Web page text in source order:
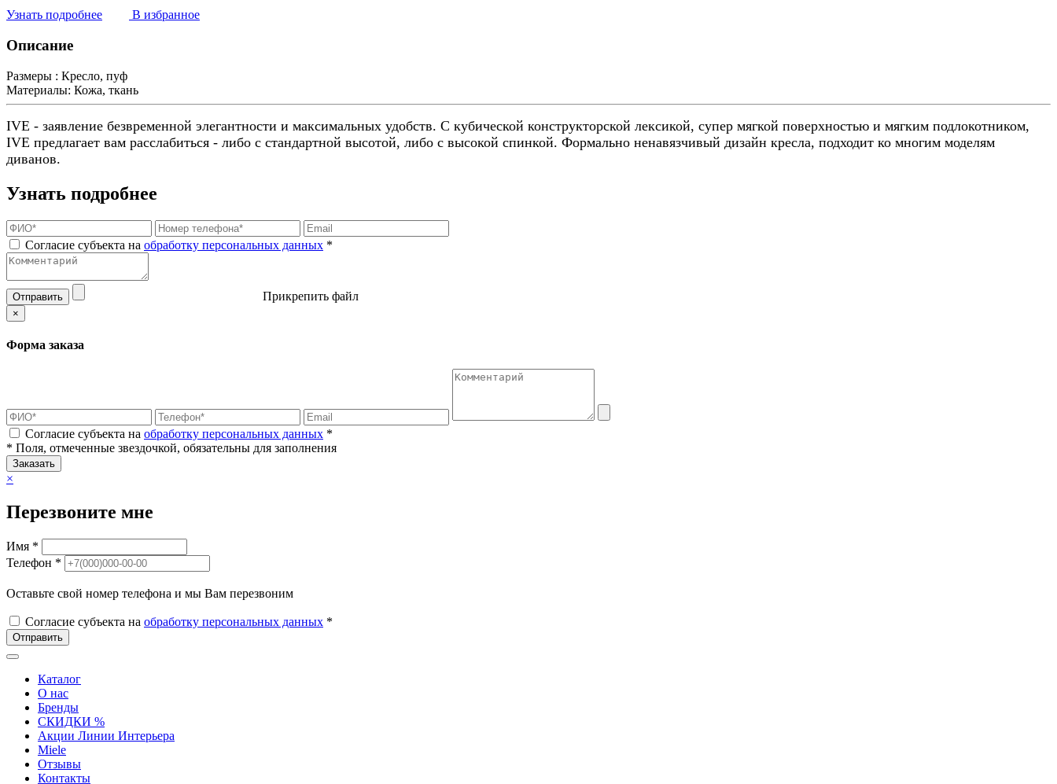
Узнать подробнее В избранное
Описание
Размеры : Кресло, пуф
Материалы: Кожа, ткань
IVE - заявление безвременной элегантности и максимальных удобств. С кубической конструкторской лексикой, супер мягкой поверхностью и мягким подлокотником,
IVE предлагает вам расслабиться - либо с стандартной высотой, либо с высокой спинкой. Формально ненавязчивый дизайн кресла, подходит ко многим моделям
диванов.
Узнать подробнее
Согласие субъекта на обработку персональных данных *
Отправить Прикрепить файл
×
Форма заказа
Согласие субъекта на обработку персональных данных *
* Поля, отмеченные звездочкой, обязательны для заполнения
Заказать
×
Перезвоните мне
Имя *
Телефон *
Оставьте свой номер телефона и мы Вам перезвоним
Согласие субъекта на обработку персональных данных *
Отправить
Каталог
О нас
Бренды
СКИДКИ %
Акции Линии Интерьера
Miele
Отзывы
Контакты